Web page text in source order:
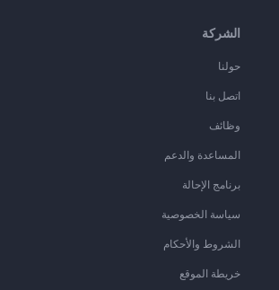
الشركة
حولنا
اتصل بنا
وظائف
المساعدة والدعم
برنامج الإحالة
سياسة الخصوصية
الشروط والأحكام
خريطة الموقع